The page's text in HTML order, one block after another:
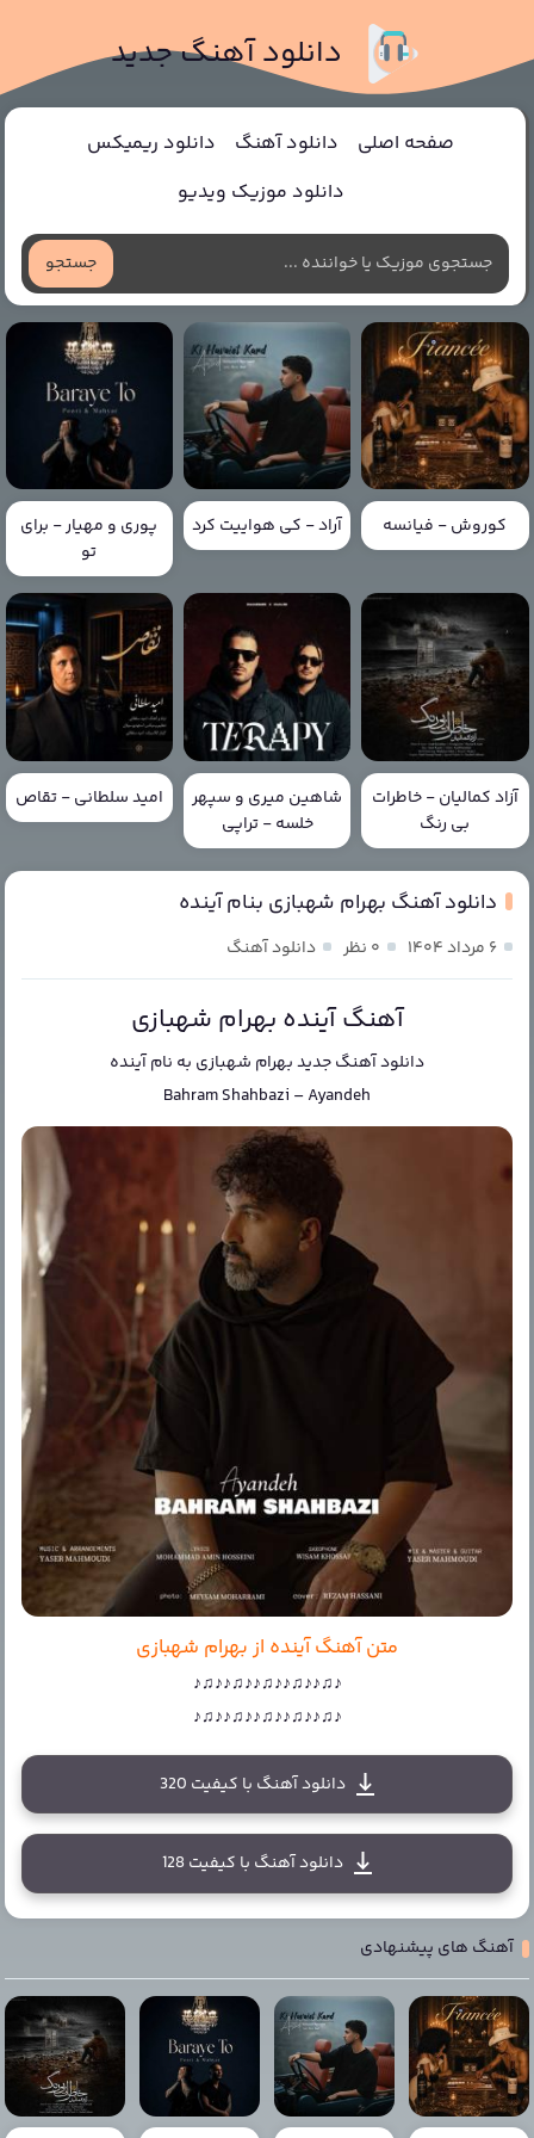
دانلود آهنگ جدید
صفحه اصلی دانلود آهنگ
دانلود ریمیکس
دانلود موزیک ویدیو
جستجو
کوروش - فیانسه آراد - کی هواییت کرد
پوری و مهیار - برای
تو
آزاد کمالیان - خاطرات
بی رنگ
شاهین میری و سپهر
خلسه - تراپی
امید سلطانی - تقاص
دانلود آهنگ بهرام شهبازی بنام آینده
۶ مرداد ۱۴۰۴ ۰ نظر دانلود آهنگ
آهنگ آینده بهرام شهبازی
دانلود آهنگ جدیدبهرام شهبازی به نامآینده
Bahram Shahbazi –Ayandeh
متن آهنگ آینده از بهرام شهبازی
♪♫♪♪♫♪♪♫♪♪♫♪♪♫♪
♪♫♪♪♫♪♪♫♪♪♫♪♪♫♪
دانلود آهنگ با کیفیت 320
دانلود آهنگ با کیفیت 128
آهنگ های پیشنهادی